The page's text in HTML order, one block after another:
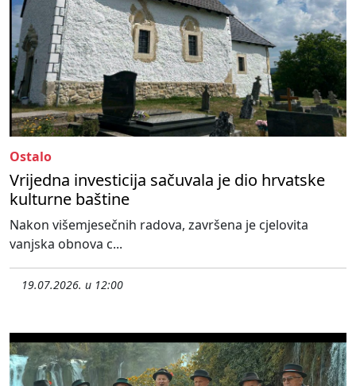
Ostalo
Vrijedna investicija sačuvala je dio hrvatske
kulturne baštine
Nakon višemjesečnih radova, završena je cjelovita
vanjska obnova c...
19.07.2026. u 12:00